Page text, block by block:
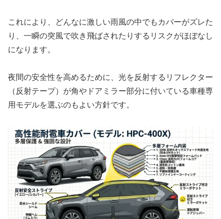
これにより、どんなに激しい雨風の中でもカバーがズレた
り、一瞬の突風で吹き飛ばされたりするリスクがほぼなし
になります。
夜間の安全性を高めるために、光を反射するリフレクター
（反射テープ）が角やドアミラー部分に付いている車種専
用モデルを選ぶのもよい方針です。